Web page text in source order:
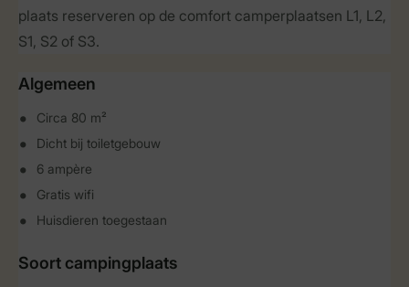
plaats reserveren op de comfort camperplaatsen L1, L2,
S1, S2 of S3.
Algemeen
Circa 80 m²
Dicht bij toiletgebouw
6 ampère
Gratis wifi
Huisdieren toegestaan
Soort campingplaats